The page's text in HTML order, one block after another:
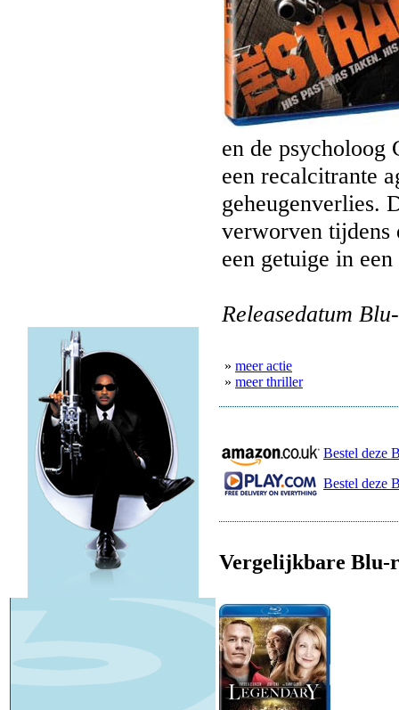
en de psycholoog
een recalcitrante
geheugenverlies.
verworven tijdens
een getuige in
Releasedatum
» meer actie
» meer thriller
Bestel deze
Bestel deze
Vergelijkbare Blu-